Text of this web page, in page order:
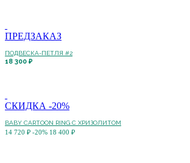
ПРЕДЗАКАЗ
ПОДВЕСКА-ПЕТЛЯ #2
18 300 ₽
СКИДКА -20%
BABY CARTOON RING С ХРИЗОЛИТОМ
14 720 ₽ -20% 18 400 ₽